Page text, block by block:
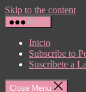
Skip to the content
Menu
Inicio
Subscribe to
Suscríbete a
Close Menu